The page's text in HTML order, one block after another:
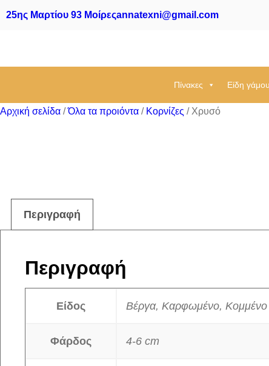
25ης Μαρτίου 93 Μοίρεςannatexni@gmail.com
Πίνακες Είδη
Αρχική σελίδα /Όλα τα προιόντα / Κορνίζες / Χρυσό
Περιγραφή
Περιγραφή
Είδος Βέργα, Καρφωμένο, Κομμένο
Φάρδος 4-6 cm